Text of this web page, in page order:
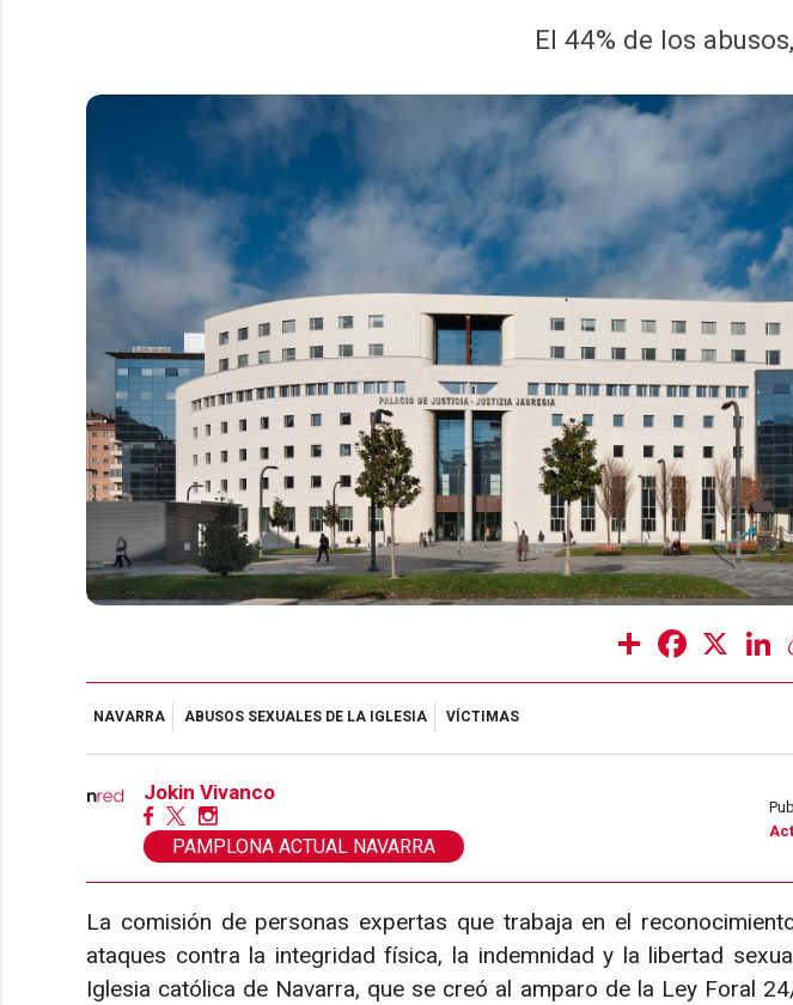
El 44% de los
Share Facebook
NAVARRA ABUSOS SEXUALES DE LA IGLESIA VÍCTIMAS
Jokin Vivanco
PAMPLONA ACTUAL NAVARRA
La comisión de personas expertas que trabaja en el
ataques contra la integridad física, la indemnidad y la libertad
Iglesia católica de Navarra, que se creó al amparo de la Ley Foral